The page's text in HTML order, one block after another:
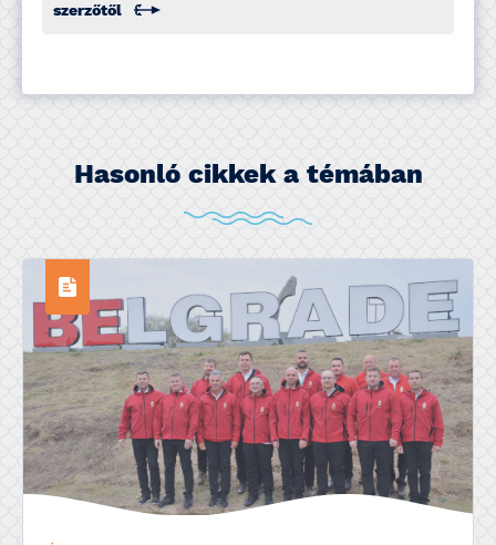
szerzőtől
Hasonló cikkek a témában